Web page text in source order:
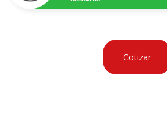
Cotizar